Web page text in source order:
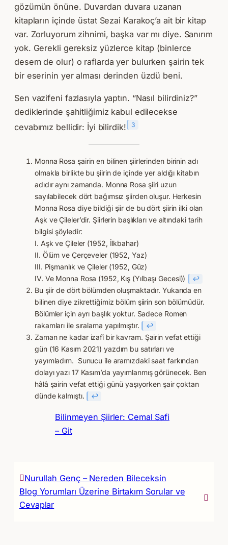
gözümün önüne. Duvardan duvara uzanan
kitapların içinde üstat Sezai Karakoç’a ait bir kitap
var. Zorluyorum zihnimi, başka var mı diye. Sanırım
yok. Gerekli gereksiz yüzlerce kitap (binlerce
desem de olur) o raflarda yer bulurken şairin tek
bir eserinin yer alması derinden üzdü beni.
Sen vazifeni fazlasıyla yaptın. “Nasıl bilirdiniz?”
dediklerinde şahitliğimiz kabul edilecekse
cevabımız bellidir: İyi bilirdik!
3
Monna Rosa şairin en bilinen şiirlerinden birinin adı
olmakla birlikte bu şiirin de içinde yer aldığı kitabın
adıdır aynı zamanda. Monna Rosa şiiri uzun
sayılabilecek dört bağımsız şiirden oluşur. Herkesin
Monna Rosa diye bildiği şiir de bu dört şiirin ilki olan
Aşk ve Çileler’dir. Şiirlerin başlıkları ve altındaki tarih
bilgisi şöyledir:
I. Aşk ve Çileler (1952, İlkbahar)
II. Ölüm ve Çerçeveler (1952, Yaz)
III. Pişmanlık ve Çileler (1952, Güz)
IV. Ve Monna Rosa (1952, Kış (Yılbaşı Gecesi))
↩︎
Bu şiir de dört bölümden oluşmaktadır. Yukarıda en
bilinen diye zikrettiğimiz bölüm şiirin son bölümüdür.
Bölümler için ayrı başlık yoktur. Sadece Romen
rakamları ile sıralama yapılmıştır.
↩︎
Zaman ne kadar izafî bir kavram. Şairin vefat ettiği
gün (16 Kasım 2021) yazdım bu satırları ve
yayımladım. Sunucu ile aramızdaki saat farkından
dolayı yazı 17 Kasım’da yayımlanmış görünecek. Ben
hâlâ şairin vefat ettiği günü yaşıyorken şair çoktan
dünde kalmıştı.
↩︎
Bilinmeyen Şiirler: Cemal Safi
– Git
Nurullah Genç – Nereden Bileceksin
Blog Yorumları Üzerine Birtakım Sorular ve
Cevaplar